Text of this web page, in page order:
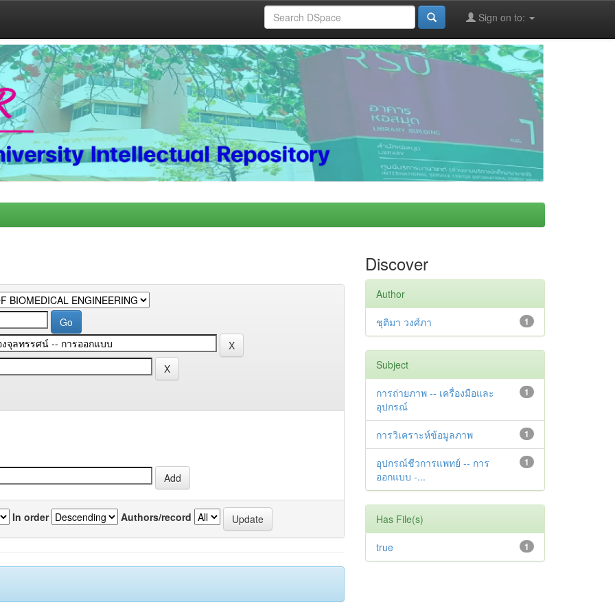
Sign on to:
In order Authors/record
Discover
Author
1
ชุติมา วงศ์ภา
Subject
1
การถ่ายภาพ -- เครื่องมือและ
อุปกรณ์
1
การวิเคราะห์ข้อมูลภาพ
1
อุปกรณ์ชีวการแพทย์ -- การ
ออกแบบ -...
Has File(s)
1
true